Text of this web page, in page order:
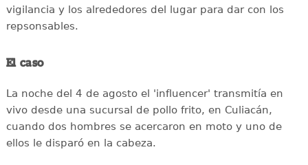
vigilancia y los alrededores del lugar para dar con los
repsonsables.
El caso
La noche del 4 de agosto el 'influencer' transmitía en
vivo desde una sucursal de pollo frito, en Culiacán,
cuando dos hombres se acercaron en moto y uno de
ellos le disparó en la cabeza.